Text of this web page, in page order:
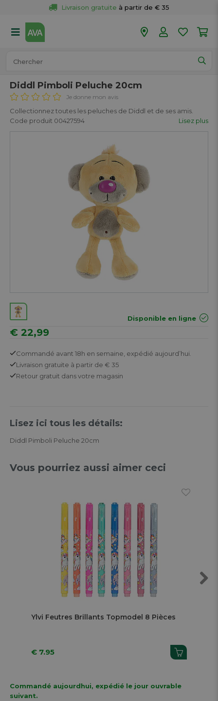
Livraison gratuite à partir de € 35
50 magasins
Diddl Pimboli Peluche 20cm
Je donne mon avis
Collectionnez toutes les peluches de Diddl et de ses amis.
Code produit 00427594
Lisez plus
Disponible en ligne
€ 22,99
Commandé avant 18h en semaine, expédié aujourd’hui.
Livraison gratuite à partir de € 35
Retour gratuit dans votre magasin
Lisez ici tous les détails:
Diddl Pimboli Peluche 20cm
Vous pourriez aussi aimer ceci
Ylvi Feutres Brillants Topmodel 8 Pièces
€ 7.95
Commandé aujourdhui, expédié le jour ouvrable
suivant.